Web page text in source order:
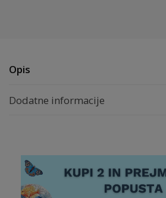
Opis
Dodatne informacije